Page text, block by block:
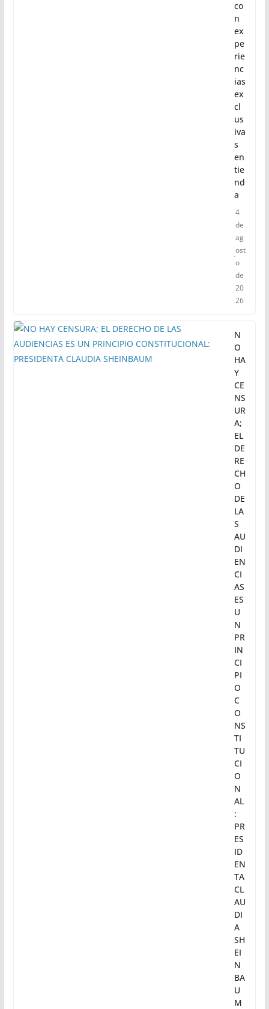
co
n
ex
pe
rie
nc
ias
ex
cl
us
iva
s
en
tie
nd
a
4
de
ag
ost
o
de
20
26
N
O
HA
Y
CE
NS
UR
A;
EL
DE
RE
CH
O
DE
LA
S
AU
DI
EN
CI
AS
ES
U
N
PR
IN
CI
PI
O
C
O
NS
TI
TU
CI
O
N
AL
:
PR
ES
ID
EN
TA
CL
AU
DI
A
SH
EI
N
BA
U
M